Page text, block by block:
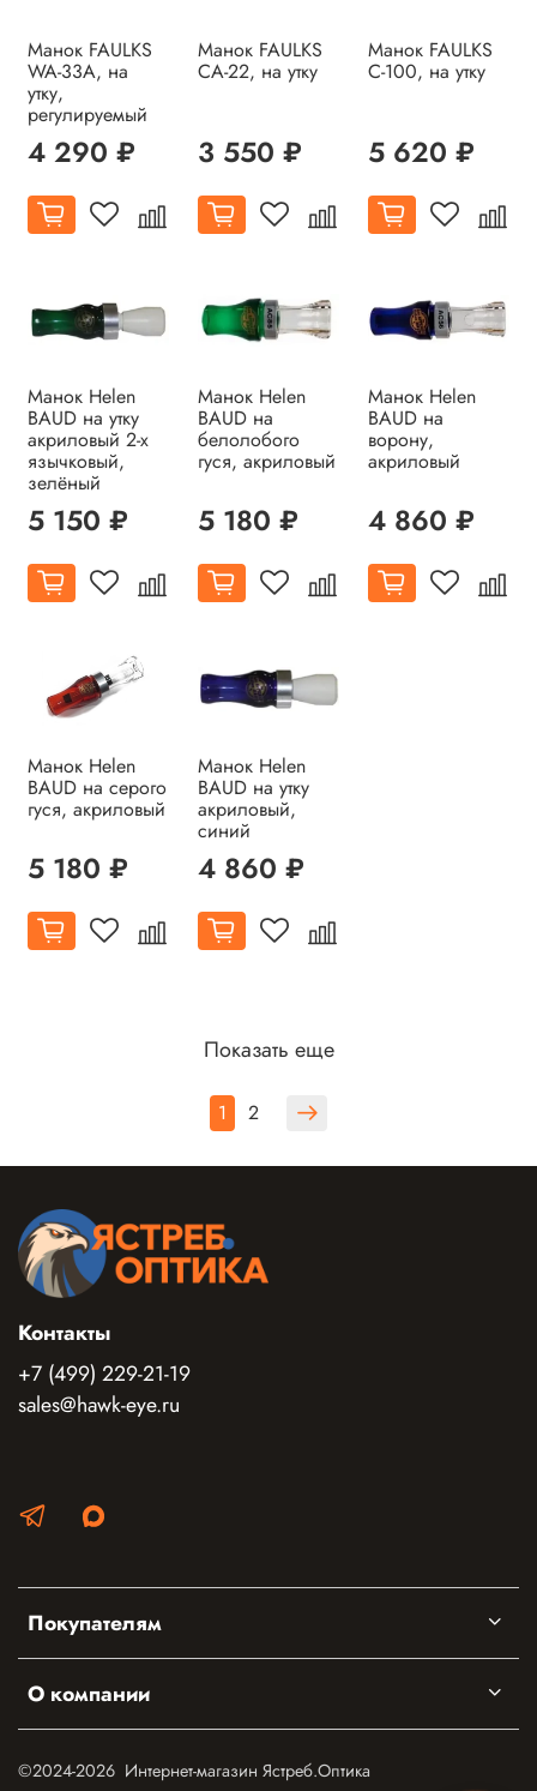
Манок FAULKS
WA-33A, на
утку,
регулируемый
4 290 ₽
Манок FAULKS
СА-22, на утку
3 550 ₽
Манок FAULKS
С-100, на утку
5 620 ₽
Манок Helen
BAUD на утку
акриловый 2-х
язычковый,
зелёный
5 150 ₽
Манок Helen
BAUD на
белолобого
гуся, акриловый
5 180 ₽
Манок Helen
BAUD на
ворону,
акриловый
4 860 ₽
Манок Helen
BAUD на серого
гуся, акриловый
5 180 ₽
Манок Helen
BAUD на утку
акриловый,
синий
4 860 ₽
Показать еще
1 2
Покупателям
О компании
Контакты
+7 (499) 229-21-19
sales@hawk-eye.ru
©2024-2026 Интернет-магазин Ястреб.Оптика